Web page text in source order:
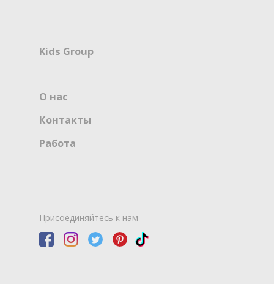
Kids Group
О нас
Контакты
Работа
Присоединяйтесь к нам